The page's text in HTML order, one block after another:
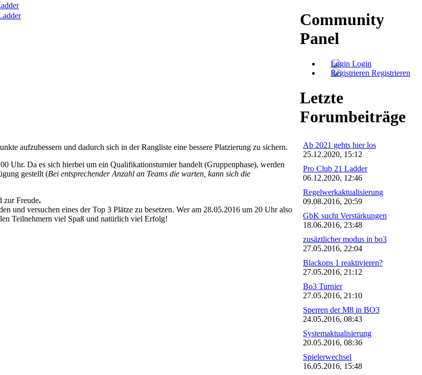
aufzubessern und dadurch sich in der Rangliste eine bessere Platzierung zu sichern.
Uhr. Da es sich hierbei um ein Qualifikationsturnier handelt (Gruppenphase), werden
gestellt (Bei entsprechender Anzahl an Teams die warten, kann sich die
zur Freude.
und versuchen eines der Top 3 Plätze zu besetzen. Wer am 28.05.2016 um 20 Uhr also
Teilnehmern viel Spaß und natürlich viel Erfolg!
Community
Panel
Login
Registrieren
Letzte
Forumbeiträge
Ab 2021 gehts hier los
25.12.2020, 15:12
Pro Club 21 Ladder
06.12.2020, 12:46
Regelwerkaktualisierung
09.08.2016, 20:59
GbK sucht Verstärkungen
18.06.2016, 23:48
zusäztlicher modus in bo3
27.05.2016, 22:04
Blackops 1 reaktivieren?
27.05.2016, 21:12
Bo3 Turnier
27.05.2016, 21:10
Sperren der M8 in BO3
24.05.2016, 08:43
Systemaktualisierung
20.05.2016, 08:36
Spielerwechsel
16.05.2016, 15:48